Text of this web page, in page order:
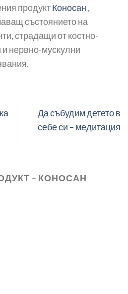
продуктКоносан ,
състоянието на
страдащи от костно-
и нервно-мускулни
Да събудим детето в
себе си – медитация
– КОНОСАН